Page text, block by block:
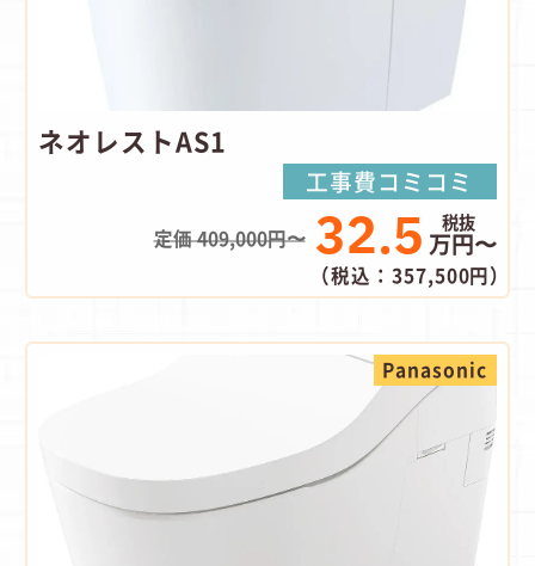
ネオレストAS1
工事費コミコミ
定価 409,000円〜 32.5 万円〜
（税込：357,500円）
Panasonic